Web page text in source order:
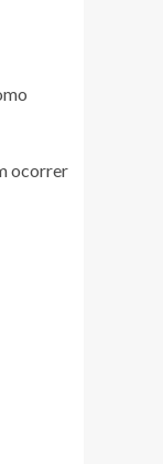
ocorrer